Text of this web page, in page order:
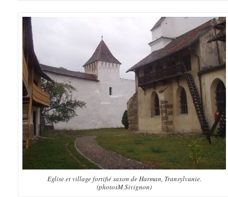
Eglise et village fortifié saxon de Harman, Transylvanie.
(photosM.Sivignon)